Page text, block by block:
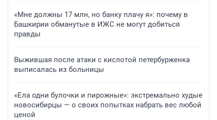
«Мне должны 17 млн, но банку плачу я»: почему в
Башкирии обманутые в ИЖС не могут добиться
правды
Выжившая после атаки с кислотой петербурженка
выписалась из больницы
«Ела одни булочки и пирожные»: экстремально худые
новосибирцы — о своих попытках набрать вес любой
ценой